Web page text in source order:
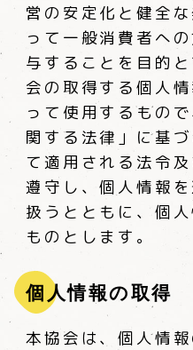
営の安定化と健全
って一般消費者へ
与することを目的
会の取得する個人
って使用するもの
関する法律」に基
て適用される法令
遵守し、個人情報
扱うとともに、個
ものとします。
個人情報の取得
本協会は、個人情